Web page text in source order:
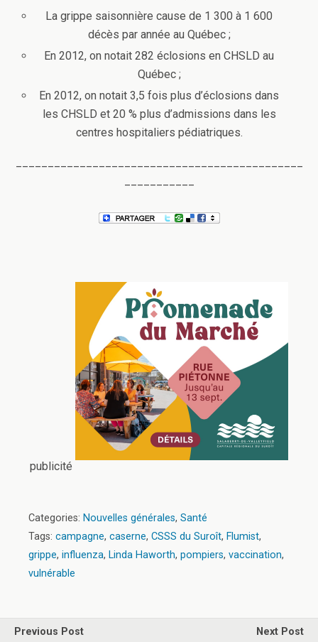
La grippe saisonnière cause de 1 300 à 1 600
décès par année au Québec ;
En 2012, on notait 282 éclosions en CHSLD au
Québec ;
En 2012, on notait 3,5 fois plus d’éclosions dans
les CHSLD et 20 % plus d’admissions dans les
centres hospitaliers pédiatriques.
publicité
Categories: Nouvelles générales, Santé
Tags: campagne, caserne, CSSS du Suroît, Flumist,
grippe, influenza, Linda Haworth, pompiers, vaccination,
vulnérable
Previous Post
Next Post